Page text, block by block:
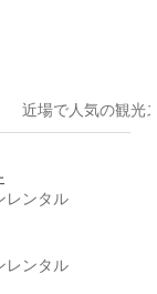
近場で人気の観光
レンタル
レンタル